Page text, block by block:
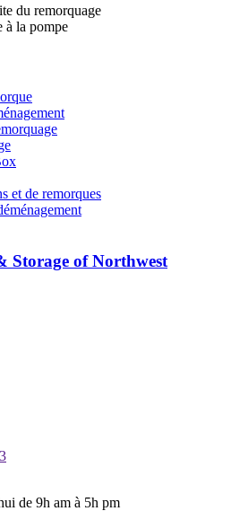
du remorquage
à la pompe
et de remorques
Storage of Northwest
de 9h am à 5h pm